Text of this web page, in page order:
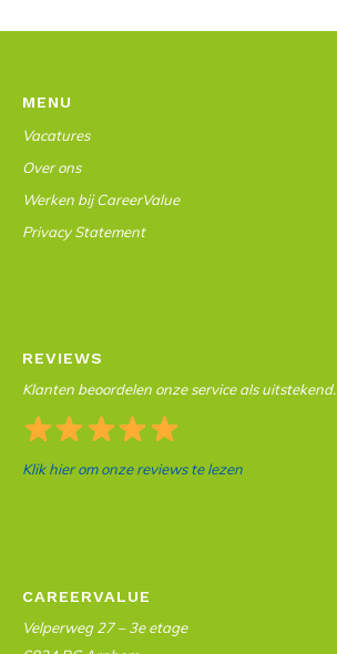
MENU
Vacatures
Over ons
Werken bij CareerValue
Privacy Statement
REVIEWS
Klanten beoordelen onze service als uitstekend.
Klik hier om onze reviews te lezen
CAREERVALUE
Velperweg 27 – 3e etage